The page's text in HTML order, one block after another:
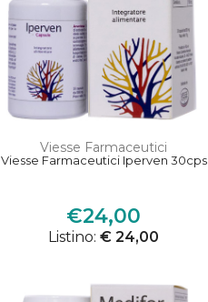
Viesse Farmaceutici
Viesse Farmaceutici Iperven 30cps
€24,00
Listino:€ 24,00